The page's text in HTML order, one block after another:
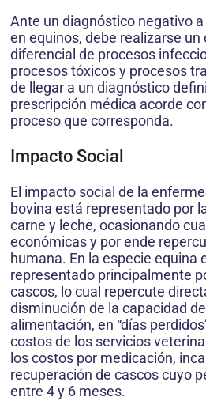
Ante un diagnóstico negativo
en equinos, debe realizarse un
diferencial de procesos
procesos tóxicos y procesos
de llegar a un diagnóstico
prescripción médica acorde
proceso que corresponda.
Impacto Social
El impacto social de la
bovina está representado por
carne y leche, ocasionando
económicas y por ende
humana. En la especie equina
representado principalmente
cascos, lo cual repercute
disminución de la capacidad
alimentación, en “días
costos de los servicios
los costos por medicación,
recuperación de cascos cuyo
entre 4 y 6 meses.